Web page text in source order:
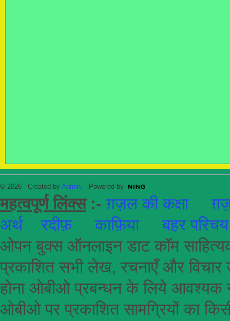
© 2026 Created by Admin . Powered by
महत्वपूर्ण लिंक्स :- ग़ज़ल की कक्षा
अर्थ
रदीफ़ काफ़िया
बहर
ओपन बुक्स ऑनलाइन डाट कॉम
प्रकाशित सभी लेख, रचनाएँ और विचार
होना ओबीओप्रबन्धन के लिये आवश्यक
ओबीओ पर प्रकाशित सामग्रियों का